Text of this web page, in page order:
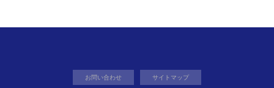
お問い合わせ サイトマップ